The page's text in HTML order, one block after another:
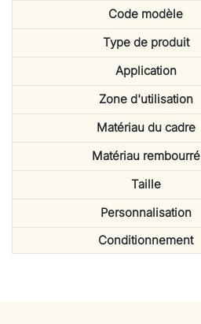
Code modèle
Type de produit
Application
Zone d'utilisation
Matériau du cadre
Matériau rembourré
Taille
Personnalisation
Conditionnement